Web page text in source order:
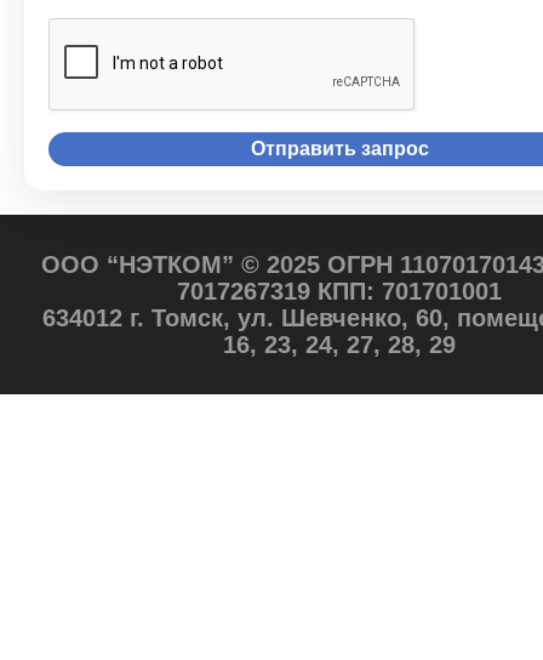
ООО “НЭТКОМ” © 2025 ОГРН
7017267319 КПП: 701701001
634012 г. Томск, ул. Шевченко, 60,
16, 23, 24, 27, 28, 29